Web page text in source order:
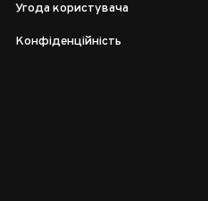
Угода користувача
Конфіденційність